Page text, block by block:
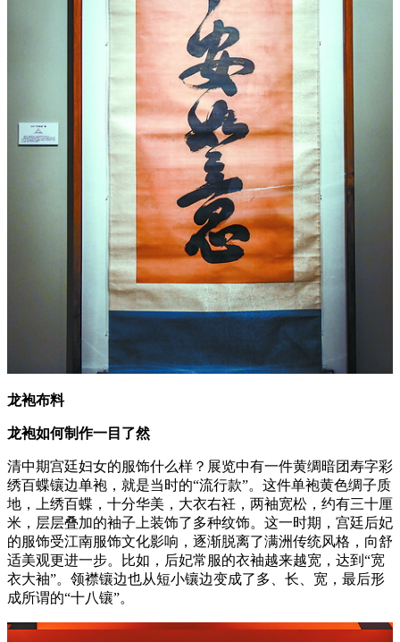
龙袍布料
龙袍如何制作一目了然
清中期宫廷妇女的服饰什么样？展览中有一件黄绸暗团寿字彩
绣百蝶镶边单袍，就是当时的“流行款”。这件单袍黄色绸子质
地，上绣百蝶，十分华美，大衣右衽，两袖宽松，约有三十厘
米，层层叠加的袖子上装饰了多种纹饰。这一时期，宫廷后妃
的服饰受江南服饰文化影响，逐渐脱离了满洲传统风格，向舒
适美观更进一步。比如，后妃常服的衣袖越来越宽，达到“宽
衣大袖”。领襟镶边也从短小镶边变成了多、长、宽，最后形
成所谓的“十八镶”。